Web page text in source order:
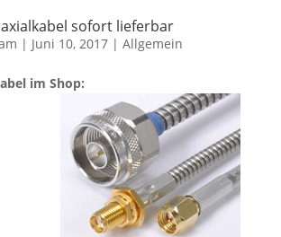
sofort lieferbar
| Juni 10, 2017| Allgemein
im Shop: